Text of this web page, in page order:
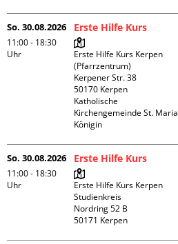
So. 30.08.2026
11:00 - 18:30
Uhr
Erste Hilfe Kurs
Erste Hilfe Kurs Kerpen
(Pfarrzentrum)
Kerpener Str. 38
50170 Kerpen
Katholische
Kirchengemeinde St. Maria
Königin
So. 30.08.2026
11:00 - 18:30
Uhr
Erste Hilfe Kurs
Erste Hilfe Kurs Kerpen
Studienkreis
Nordring 52 B